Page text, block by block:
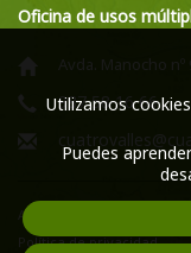
Oficina de usos
Avda. Manocho
987 58 16 66
Aviso legal
Política de privacidad
Utilizamos
Puedes